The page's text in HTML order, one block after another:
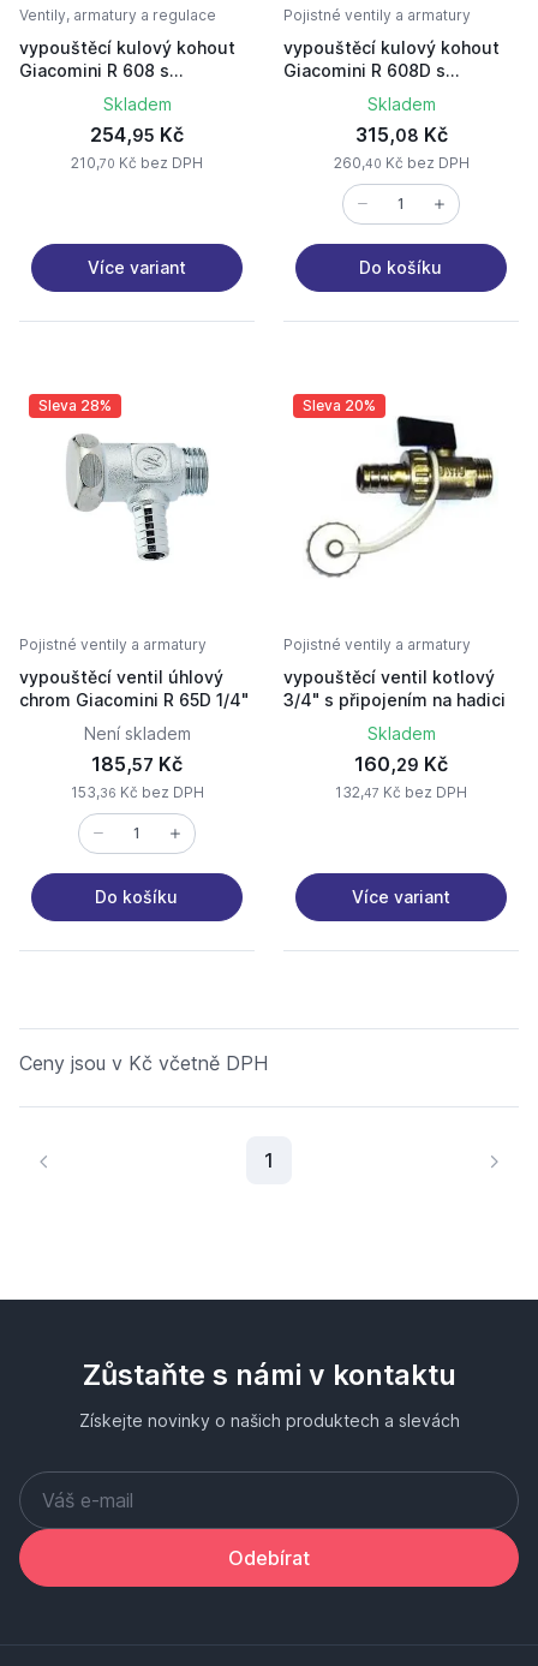
Ventily, armatury a regulace
vypouštěcí kulový kohout
Giacomini R 608 s
hadicovou vývodkou a
zátkou 1/2"
Skladem
254,95 Kč
210,70 Kč bez DPH
Více variant
Pojistné ventily a armatury
vypouštěcí kulový kohout
Giacomini R 608D s
hadicovou vývodkou a
zátkou a integr.těsněním
Skladem
315,08 Kč
260,40 Kč bez DPH
Do košíku
Sleva 28%
Pojistné ventily a armatury
vypouštěcí ventil úhlový
chrom Giacomini R 65D 1/4"
Není skladem
185,57 Kč
153,36 Kč bez DPH
Do košíku
Sleva 20%
Pojistné ventily a armatury
vypouštěcí ventil kotlový
3/4" s připojením na hadici
Skladem
160,29 Kč
132,47 Kč bez DPH
Více variant
Ceny jsou v Kč včetně DPH
1
Zůstaňte s námi v kontaktu
Získejte novinky o našich produktech a slevách
Odebírat